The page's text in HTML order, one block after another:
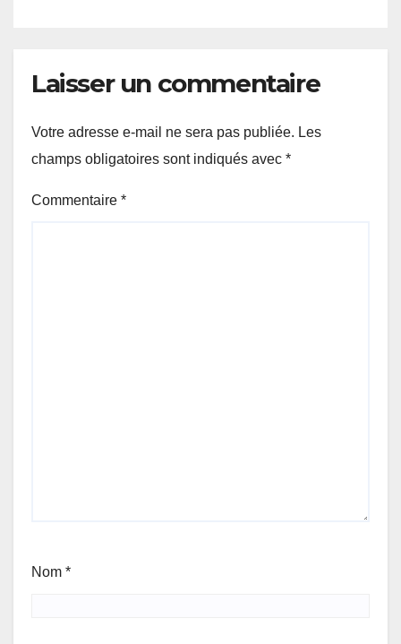
Laisser un commentaire
Votre adresse e-mail ne sera pas publiée. Les
champs obligatoires sont indiqués avec *
Commentaire *
Nom *